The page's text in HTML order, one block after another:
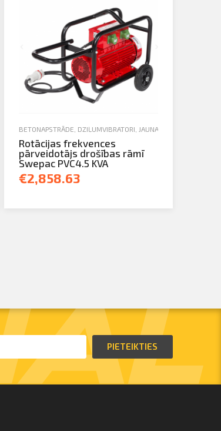
ĢENERATORI UN APGAISMES IEKĀRTAS,JAUNA TEHNIKA
BETONAPSTRĀDE DZIĻUMVIBRATORI JAUNA TEHNIKA
Rotācijas frekvences
pārveidotājs drošības rāmī
Swepac PVC4.5 KVA
€2,858.63
PIETEIKTIES